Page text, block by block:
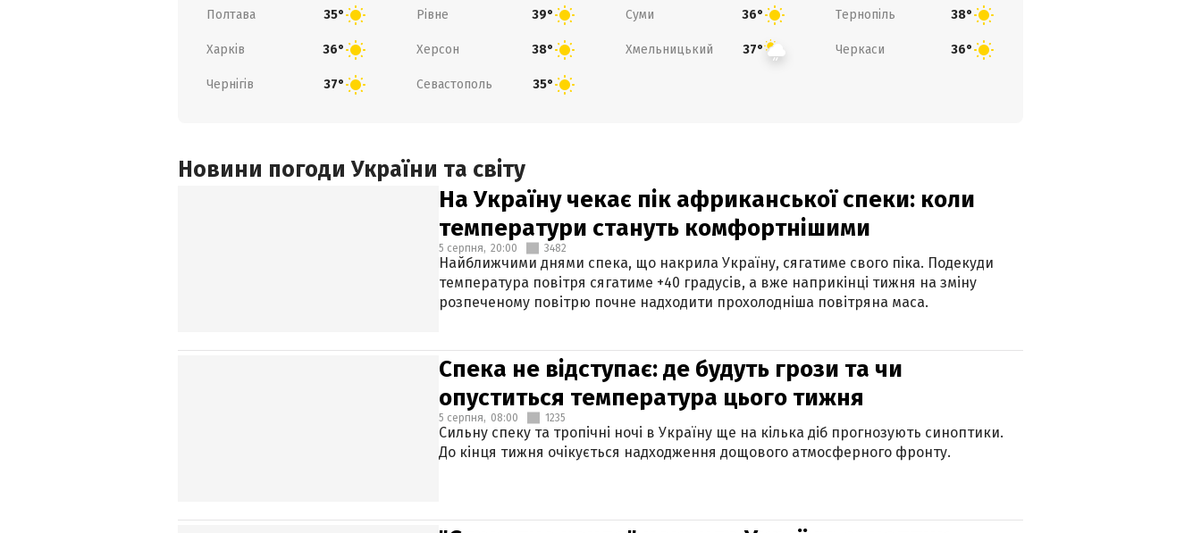
Полтава 35° Рівне 39° Суми 36° Тернопіль 38°
Харків 36° Херсон 38° Хмельницький 37° Черкаси 36°
Чернігів 37° Севастополь 35°
Новини погоди України та світу
На Україну чекає пік африканської спеки: коли
температури стануть комфортнішими
5 серпня, 20:00 3482
Найближчими днями спека, що накрила Україну, сягатиме свого піка. Подекуди
температура повітря сягатиме +40 градусів, а вже наприкінці тижня на зміну
розпеченому повітрю почне надходити прохолодніша повітряна маса.
Спека не відступає: де будуть грози та чи
опуститься температура цього тижня
5 серпня, 08:00 1235
Сильну спеку та тропічні ночі в Україну ще на кілька діб прогнозують синоптики.
До кінця тижня очікується надходження дощового атмосферного фронту.